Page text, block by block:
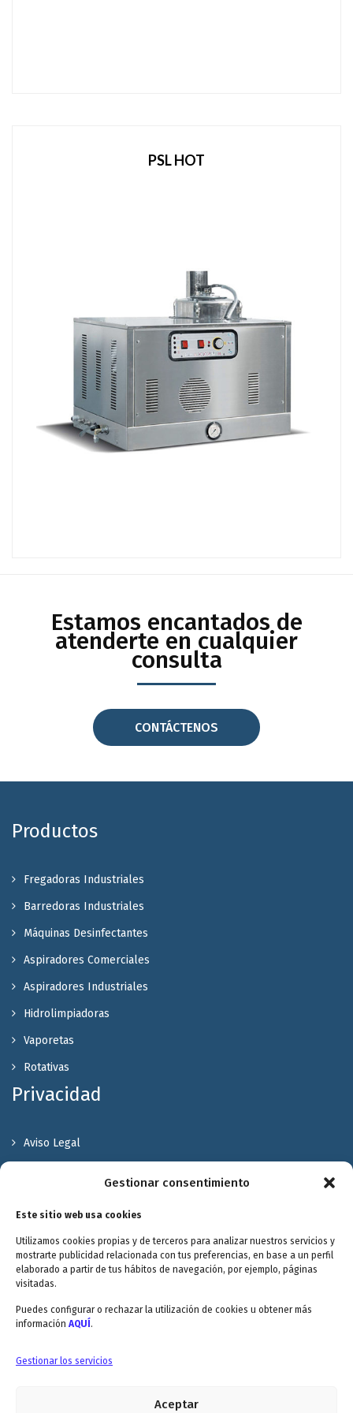
Gestionar consentimiento
Este sitio web usa cookies
Utilizamos cookies propias y de terceros para analizar nuestros servicios y
mostrarte publicidad relacionada con tus preferencias, en base a un perfil
elaborado a partir de tus hábitos de navegación, por ejemplo, páginas
visitadas.
Puedes configurar o rechazar la utilización de cookies u obtener más
información AQUÍ .
Gestionar los servicios
Aceptar
PSL HOT
Estamos encantados de
atenderte en cualquier
consulta
CONTÁCTENOS
Productos
Fregadoras Industriales
Barredoras Industriales
Máquinas Desinfectantes
Aspiradores Comerciales
Aspiradores Industriales
Hidrolimpiadoras
Vaporetas
Rotativas
Privacidad
Aviso Legal
Valóranos
Envitec Murcia: Maquinaria de limpieza industrial
Envitec Valencia: Maquinaria de limpieza industrial